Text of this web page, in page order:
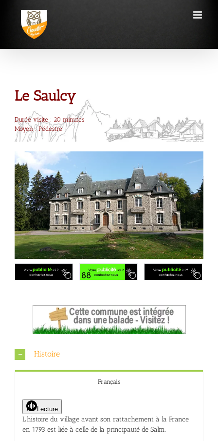
contenu
Le Saulcy
Durée visite : 20 minutes
Moyen : Pédestre
Histoire
Français
Lecture
L’histoire du village avant son rattachement à la France
en 1793 est liée à celle de la principauté de Salm.